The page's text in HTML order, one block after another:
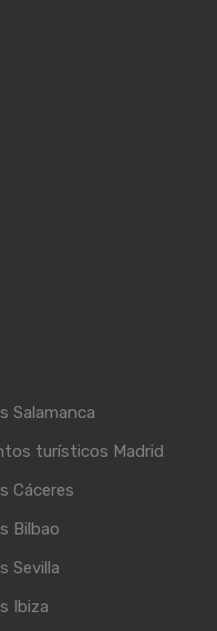
Salamanca
turísticos Madrid
Cáceres
Bilbao
Sevilla
Ibiza